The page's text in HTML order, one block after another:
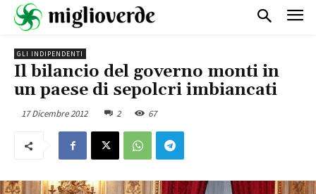
GLI INDIPENDENTI
Il bilancio del governo monti in
un paese di sepolcri imbiancati
17 Dicembre 2012 2 67